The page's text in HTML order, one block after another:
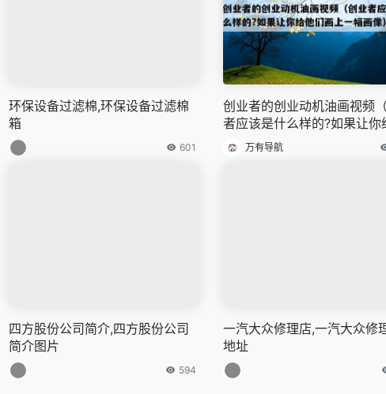
环保设备过滤棉,环保设备过滤棉
箱
601
创业者的创业动机油画视频
者应该是什么样的?如果让你
们画上一幅画像）
万有导航
四方股份公司简介,四方股份公司
简介图片
594
一汽大众修理店,一汽大众修
地址